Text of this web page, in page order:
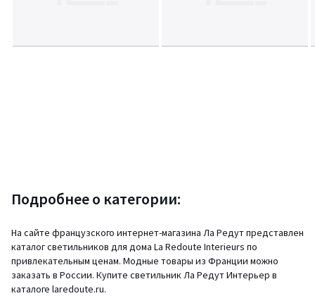
Подробнее о категории:
На сайте французского интернет-магазина Ла Редут представлен
каталог светильников для дома La Redoute Interieurs по
привлекательным ценам. Модные товары из Франции можно
заказать в России. Купите светильник Ла Редут Интерьер в
каталоге laredoute.ru.